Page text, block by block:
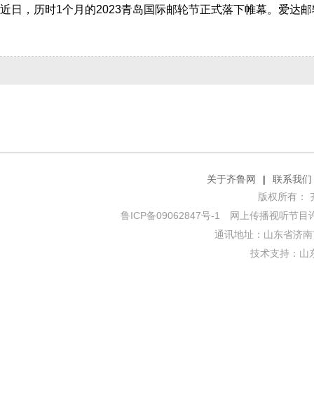
关于齐鲁网 |
联系我们
版权所有：
鲁ICP备09062847号-1
网上传播视听节目
通讯地址：山东省济
技术支持： 山